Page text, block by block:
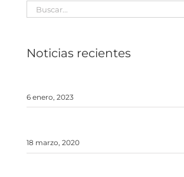
Buscar:
Noticias recientes
6 enero, 2023
18 marzo, 2020